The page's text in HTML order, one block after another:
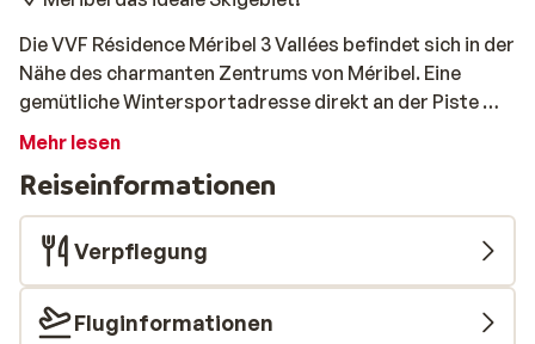
Die VVF Résidence Méribel 3 Vallées befindet sich in der
Nähe des charmanten Zentrums von Méribel. Eine
gemütliche Wintersportadresse direkt an der Piste mit
2-Zimmer-Apartments für bis zu 4 Personen. Bei
fahren. Wirklich ideal! Der nächste Skilift ist ca. 200 m
entfernt. Die Apartments sind schön eingerichtet und
verfügen über Wohn- und Schlafzimmer sowie ein
schönes Badezimmer. Nach einem sportlichen Tag gibt
es in Méribel genügend Restaurants für eine
wohlverdiente Mahlzeit oder ein leckeres Getränk.
Mehr lesen
Reiseinformationen
Verpflegung
Fluginformationen